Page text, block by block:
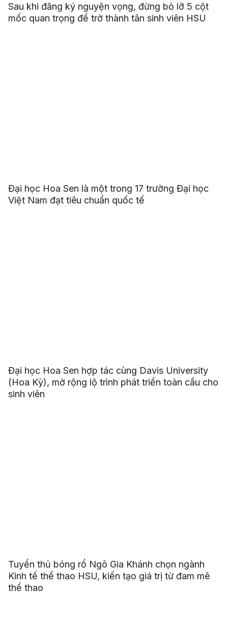
Sau khi đăng ký nguyện vọng, đừng bỏ lỡ 5 cột
mốc quan trọng để trở thành tân sinh viên HSU
Đại học Hoa Sen là một trong 17 trường Đại học
Việt Nam đạt tiêu chuẩn quốc tế
Đại học Hoa Sen hợp tác cùng Davis University
(Hoa Kỳ), mở rộng lộ trình phát triển toàn cầu cho
sinh viên
Tuyển thủ bóng rổ Ngô Gia Khánh chọn ngành
Kinh tế thể thao HSU, kiến tạo giá trị từ đam mê
thể thao